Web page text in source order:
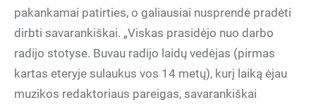
pakankamai patirties, o galiausiai nusprendė pradėti
dirbti savarankiškai. „Viskas prasidėjo nuo darbo
radijo stotyse. Buvau radijo laidų vedėjas (pirmas
kartas eteryje sulaukus vos 14 metų), kurį laiką ėjau
muzikos redaktoriaus pareigas, savarankiškai